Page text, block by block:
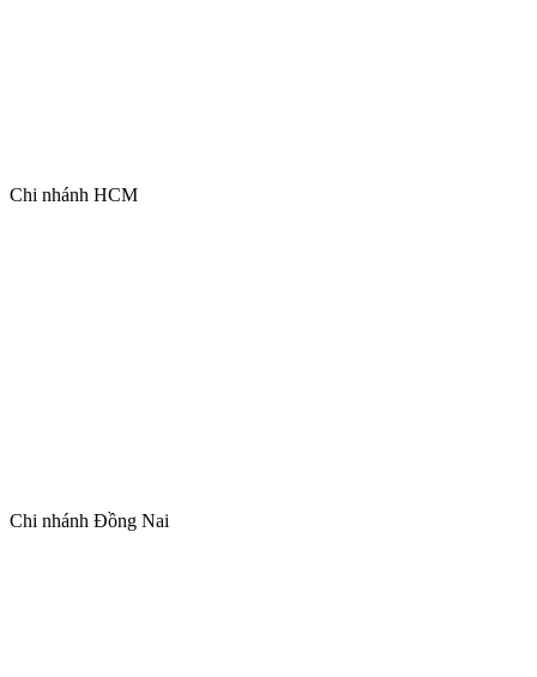
Chi nhánh HCM
Chi nhánh Đồng Nai